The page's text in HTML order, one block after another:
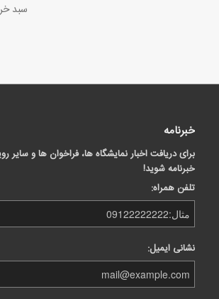
سبد
خبرنامه
برای دریافت اخبار نمایشگاه ها، فراخوان ها و سایر
خبرنامه شوید!
تلفن همراه:
نشانی ایمیل: